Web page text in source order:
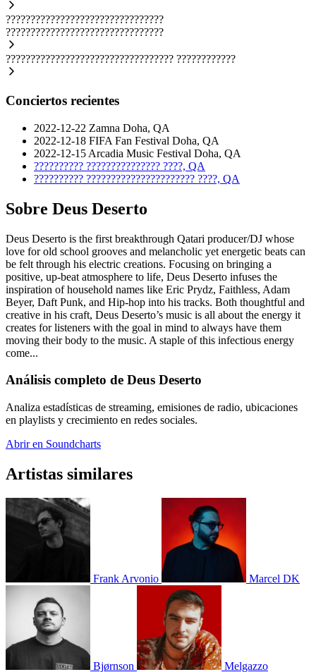
????????????????????????????????
????????????????????????????????
?????????????????????????????????? ????????????
Conciertos recientes
2022-12-22 Zamna Doha, QA
2022-12-18 FIFA Fan Festival Doha, QA
2022-12-15 Arcadia Music Festival Doha, QA
?????????? ??????????????? ????, QA
?????????? ?????????????????????? ????, QA
Sobre Deus Deserto
Deus Deserto is the first breakthrough Qatari producer/DJ whose
love for old school grooves and melancholic yet energetic beats can
be felt through his electric creations. Focusing on bringing a
positive, up-beat atmosphere to life, Deus Deserto infuses the
inspiration of household names like Eric Prydz, Faithless, Adam
Beyer, Daft Punk, and Hip-hop into his tracks. Both thoughtful and
creative in his craft, Deus Deserto’s music is all about the energy it
creates for listeners with the goal in mind to always have them
moving their body to the music. A staple of this infectious energy
come...
Análisis completo de Deus Deserto
Analiza estadísticas de streaming, emisiones de radio, ubicaciones
en playlists y crecimiento en redes sociales.
Abrir en Soundcharts
Artistas similares
Frank Arvonio Marcel DK
Bjørnson Melgazzo